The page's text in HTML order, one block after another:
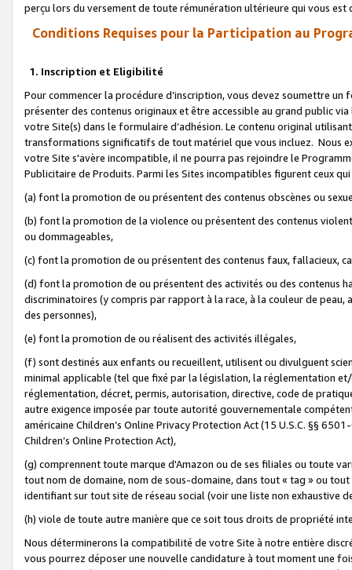
perçu lors du versement de toute rémunération ultérieure qui vous est
Conditions Requises pour la Participation au
1. Inscription et Eligibilité
Pour commencer la procédure d’inscription, vous devez soumettre
présenter des contenus originaux et être accessible au grand public
votre Site(s) dans le formulaire d’adhésion. Le contenu original
transformations significatifs de tout matériel que vous incluez. Nous
votre Site s'avère incompatible, il ne pourra pas rejoindre le
Publicitaire de Produits. Parmi les Sites incompatibles figurent ceux
(a) font la promotion de ou présentent des contenus obscènes ou
(b) font la promotion de la violence ou présentent des contenus
ou dommageables,
(c) font la promotion de ou présentent des contenus faux, fallacieux,
(d) font la promotion de ou présentent des activités ou des contenus
discriminatoires (y compris par rapport à la race, à la couleur de
des personnes),
(e) font la promotion de ou réalisent des activités illégales,
(f) sont destinés aux enfants ou recueillent, utilisent ou divulguent
minimal applicable (tel que fixé par la législation, la réglementation
réglementation, décret, permis, autorisation, directive, code de
autre exigence imposée par toute autorité gouvernementale
américaine Children’s Online Privacy Protection Act (15 U.S.C. §§
Children’s Online Protection Act),
(g) comprennent toute marque d'Amazon ou de ses filiales ou toute
tout nom de domaine, nom de sous-domaine, dans tout « tag » ou
identifiant sur tout site de réseau social (voir une liste non exhaustive
(h) viole de toute autre manière que ce soit tous droits de propriété
Nous déterminerons la compatibilité de votre Site à notre entière
vous pourrez déposer une nouvelle candidature à tout moment une